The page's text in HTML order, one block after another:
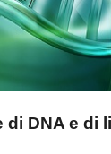
di DNA e di